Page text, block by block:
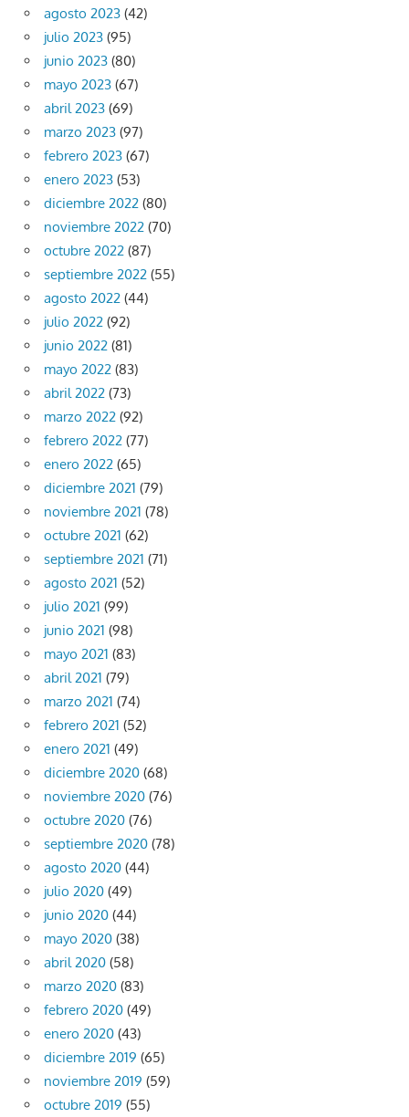
agosto 2023 (42)
julio 2023 (95)
junio 2023 (80)
mayo 2023 (67)
abril 2023 (69)
marzo 2023 (97)
febrero 2023 (67)
enero 2023 (53)
diciembre 2022 (80)
noviembre 2022 (70)
octubre 2022 (87)
septiembre 2022 (55)
agosto 2022 (44)
julio 2022 (92)
junio 2022 (81)
mayo 2022 (83)
abril 2022 (73)
marzo 2022 (92)
febrero 2022 (77)
enero 2022 (65)
diciembre 2021 (79)
noviembre 2021 (78)
octubre 2021 (62)
septiembre 2021 (71)
agosto 2021 (52)
julio 2021 (99)
junio 2021 (98)
mayo 2021 (83)
abril 2021 (79)
marzo 2021 (74)
febrero 2021 (52)
enero 2021 (49)
diciembre 2020 (68)
noviembre 2020 (76)
octubre 2020 (76)
septiembre 2020 (78)
agosto 2020 (44)
julio 2020 (49)
junio 2020 (44)
mayo 2020 (38)
abril 2020 (58)
marzo 2020 (83)
febrero 2020 (49)
enero 2020 (43)
diciembre 2019 (65)
noviembre 2019 (59)
octubre 2019 (55)